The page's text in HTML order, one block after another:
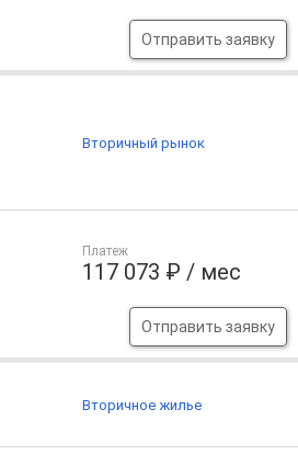
Отправить заявку
Платеж
117 073 ₽ / мес
Отправить заявку
Вторичный рынок
Вторичное жилье